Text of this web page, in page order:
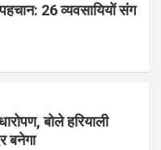
26 व्यवसायियों संग
बोले हरियाली
बनेगा